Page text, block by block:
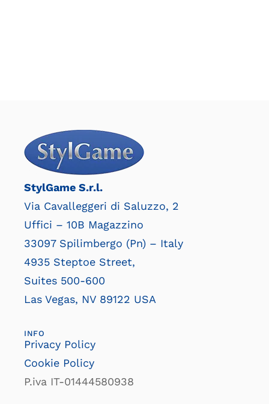
StylGame S.r.l.
Via Cavalleggeri di Saluzzo, 2
Uffici – 10B Magazzino
33097 Spilimbergo (Pn) – Italy
4935 Steptoe Street,
Suites 500-600
Las Vegas, NV 89122 USA
INFO
Privacy Policy
Cookie Policy
P.iva IT-01444580938